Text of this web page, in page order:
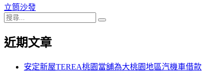
導
覽
章:
立筒沙發
搜
關
近期文章
安定新屋TEREA桃園當舖為大桃園地區汽機車借款